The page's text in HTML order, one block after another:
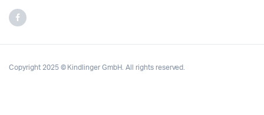
Copyright 2025 © Kindlinger GmbH. All rights reserved.